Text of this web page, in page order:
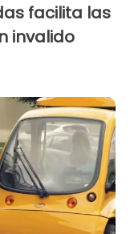
facilita las
invalido